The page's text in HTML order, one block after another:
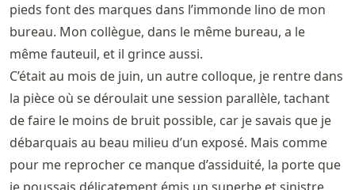
pieds font des marques dans l’immonde lino de mon
bureau. Mon collègue, dans le même bureau, a le
même fauteuil, et il grince aussi.
C’était au mois de juin, un autre colloque, je rentre dans
la pièce où se déroulait une session parallèle, tachant
de faire le moins de bruit possible, car je savais que je
débarquais au beau milieu d’un exposé. Mais comme
pour me reprocher ce manque d’assiduité, la porte que